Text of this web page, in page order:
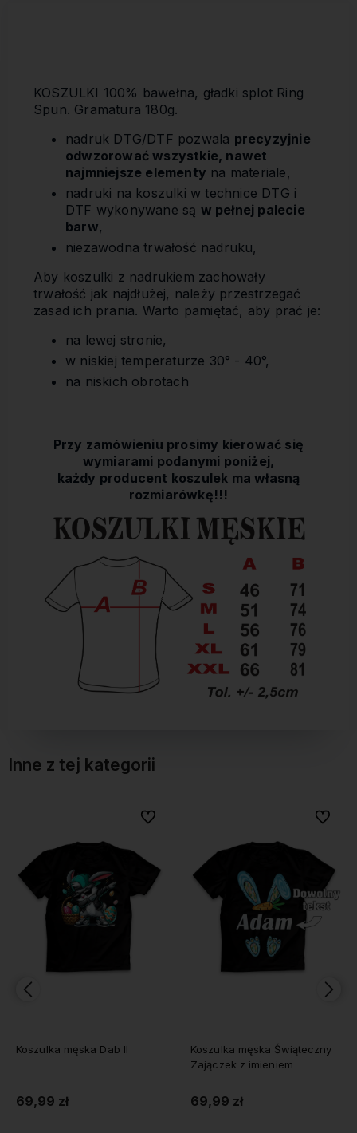
KOSZULKI 100% bawełna, gładki splot Ring
Spun. Gramatura 180g.
nadruk DTG/DTF pozwala precyzyjnie
odwzorować wszystkie, nawet
najmniejsze elementy na materiale,
nadruki na koszulki w technice DTG i
DTF wykonywane są w pełnej palecie
barw,
niezawodna trwałość nadruku,
Aby koszulki z nadrukiem zachowały
trwałość jak najdłużej, należy przestrzegać
zasad ich prania. Warto pamiętać, aby prać je:
na lewej stronie,
w niskiej temperaturze 30° - 40°,
na niskich obrotach
Przy zamówieniu prosimy kierować się
wymiarami podanymi poniżej,
każdy producent koszulek ma własną
rozmiarówkę!!!
Inne z tej kategorii
Koszulka męska Dab II
69,99 zł
Do ulubionych
Do ulubionych
Koszulka męska Świąteczny
Zajączek z imieniem
69,99 zł
Do
Do